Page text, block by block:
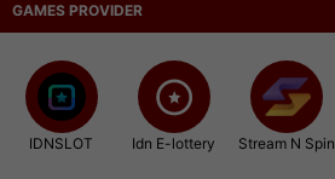
GAMES PROVIDER
IDNSLOT Idn E-lottery Stream N Spin